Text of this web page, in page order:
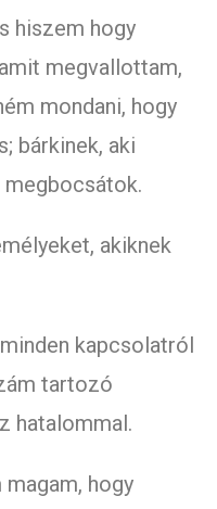
hiszem hogy
megvallottam,
mondani, hogy
bárkinek, aki
akiknek
kapcsolatról
tartozó
hatalommal.
hogy